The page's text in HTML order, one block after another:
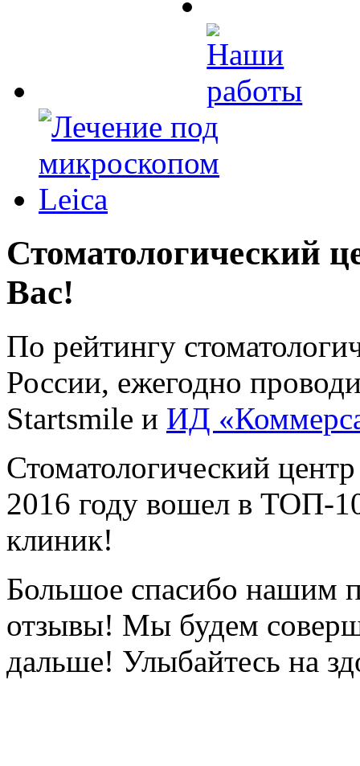
Стоматологический
Вас!
По рейтингу
России, ежегодно
Startsmile и ИД
Стоматологический
2016 году вошел в ТОП-
клиник!
Большое спасибо нашим
отзывы! Мы будем
дальше! Улыбайтесь на